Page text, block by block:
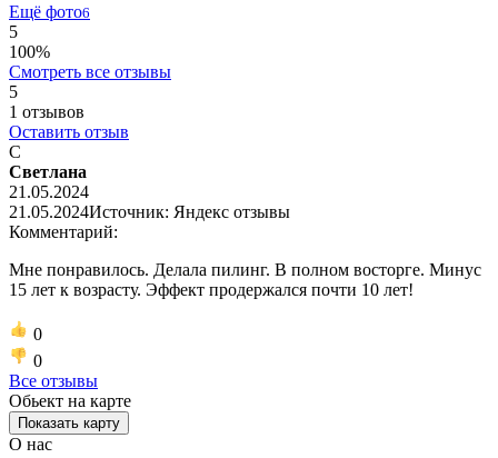
Ещё фото6
5
100%
Смотреть все отзывы
5
1 отзывов
Оставить отзыв
С
Светлана
21.05.2024
21.05.2024Источник: Яндекс отзывы
Комментарий:
Мне понравилось. Делала пилинг. В полном восторге. Минус
15 лет к возрасту. Эффект продержался почти 10 лет!
0
0
Все отзывы
Обьект на карте
Показать карту
О нас